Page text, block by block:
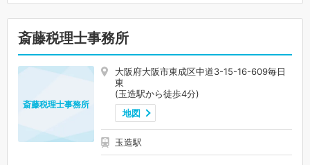
斎藤税理士事務所
大阪府大阪市東成区中道3-15-16-609毎日
東
(玉造駅から徒歩4分)
地図
玉造駅
斎藤税理士事務所